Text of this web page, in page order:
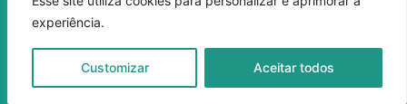
experiência.
Customizar Aceitar todos
seccionaluberlandia@cress-mg.org.br
Av. Afonso Pena, 547 - sala 101. Uberlândia - MG. CEP